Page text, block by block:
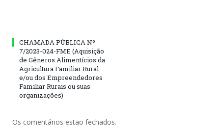
CHAMADA PÚBLICA Nº
7/2023-024-FME (Aquisição
de Gêneros Alimentícios da
Agricultura Familiar Rural
e/ou dos Empreendedores
Familiar Rurais ou suas
organizações)
Os comentários estão fechados.